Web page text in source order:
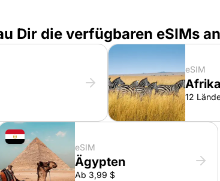
Dir die verfügbaren eSIMs
eSIM
Afrika
12
eSIM
Ägypten
Ab 3,99 $